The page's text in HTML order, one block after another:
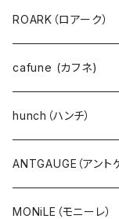
サーマル・ワッフル
カーディガン
ニット
アウター・ダウン・コ
ジャケット・ブルゾン・
ROSIEE（ロージー）
go slow caravan（ゴ
NANGA（ナンガ）
CYNICAL（シニカル）
hunch（ハンチ）
ROARK（ロアーク）
cafune (カフネ)
hunch（ハンチ）
ANTGAUGE（アント
MONiLE（モニーレ）